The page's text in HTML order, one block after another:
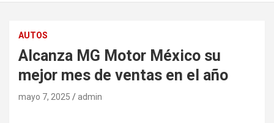
AUTOS
Alcanza MG Motor México su
mejor mes de ventas en el año
mayo 7, 2025 admin